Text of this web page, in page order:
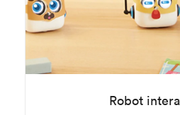
Robot